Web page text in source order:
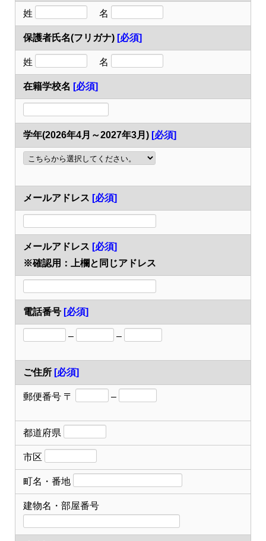
姓 名
保護者氏名(フリガナ) [必須]
姓 名
在籍学校名 [必須]
学年(2026年4月～2027年3月) [必須]
メールアドレス [必須]
メールアドレス [必須]
※確認用：上欄と同じアドレス
電話番号 [必須]
– –
ご住所 [必須]
郵便番号 〒 –
都道府県
市区
町名・番地
建物名・部屋番号